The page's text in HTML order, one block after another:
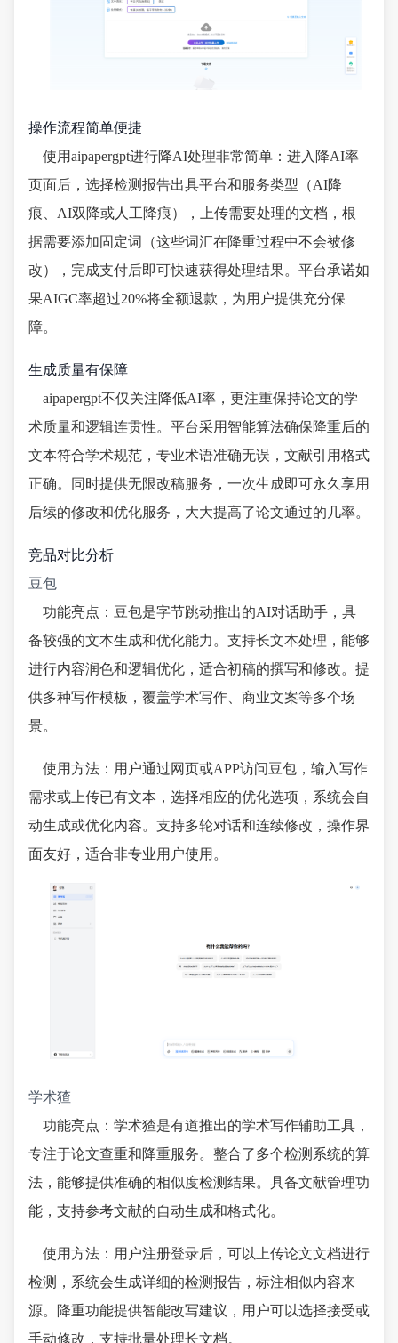
操作流程简单便捷
使用aipapergpt进行降AI处理非常简单：进入降AI率
页面后，选择检测报告出具平台和服务类型（AI降
痕、AI双降或人工降痕），上传需要处理的文档，根
据需要添加固定词（这些词汇在降重过程中不会被修
改），完成支付后即可快速获得处理结果。平台承诺如
果AIGC率超过20%将全额退款，为用户提供充分保
障。
生成质量有保障
aipapergpt不仅关注降低AI率，更注重保持论文的学
术质量和逻辑连贯性。平台采用智能算法确保降重后的
文本符合学术规范，专业术语准确无误，文献引用格式
正确。同时提供无限改稿服务，一次生成即可永久享用
后续的修改和优化服务，大大提高了论文通过的几率。
竞品对比分析
豆包
功能亮点：豆包是字节跳动推出的AI对话助手，具
备较强的文本生成和优化能力。支持长文本处理，能够
进行内容润色和逻辑优化，适合初稿的撰写和修改。提
供多种写作模板，覆盖学术写作、商业文案等多个场
景。
使用方法：用户通过网页或APP访问豆包，输入写作
需求或上传已有文本，选择相应的优化选项，系统会自
动生成或优化内容。支持多轮对话和连续修改，操作界
面友好，适合非专业用户使用。
学术猹
功能亮点：学术猹是有道推出的学术写作辅助工具，
专注于论文查重和降重服务。整合了多个检测系统的算
法，能够提供准确的相似度检测结果。具备文献管理功
能，支持参考文献的自动生成和格式化。
使用方法：用户注册登录后，可以上传论文文档进行
检测，系统会生成详细的检测报告，标注相似内容来
源。降重功能提供智能改写建议，用户可以选择接受或
手动修改，支持批量处理长文档。